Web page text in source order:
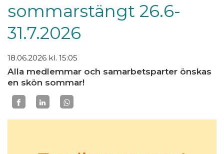
sommarstängt 26.6-
31.7.2026
18.06.2026 kl. 15:05
Alla medlemmar och samarbetsparter önskas
en skön sommar!